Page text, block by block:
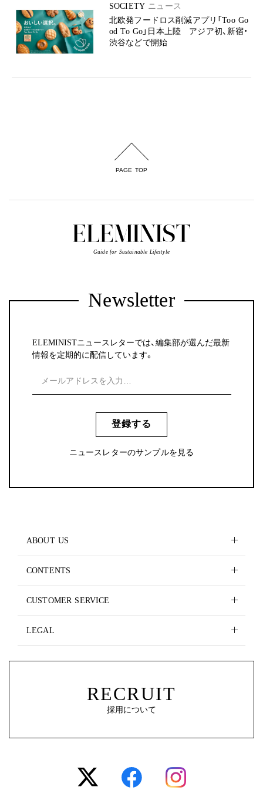
SOCIETY ニュース
北欧発フードロス削減アプリ「Too Go
od To Go」日本上陸 アジア初、新宿・
渋谷などで開始
PAGE TOP
Guide for Sustainable Lifestyle
Newsletter
ELEMINISTニュースレターでは、編集部が選んだ最新
情報を定期的に配信しています。
登録する
ニュースレターのサンプルを見る
ABOUT US
CONTENTS
CUSTOMER SERVICE
LEGAL
RECRUIT
採用について